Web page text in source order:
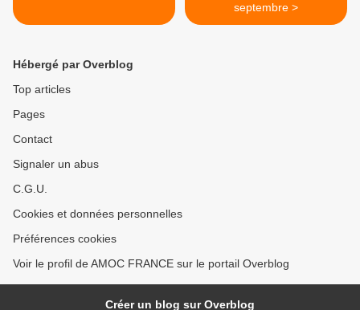
septembre >
Hébergé par Overblog
Top articles
Pages
Contact
Signaler un abus
C.G.U.
Cookies et données personnelles
Préférences cookies
Voir le profil de AMOC FRANCE sur le portail Overblog
Créer un blog sur Overblog